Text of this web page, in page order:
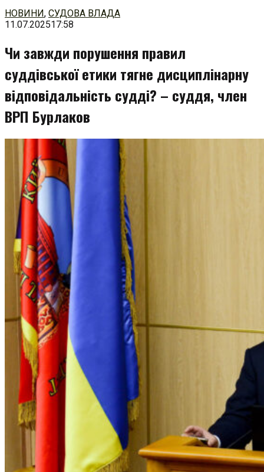
Перейти
до
НОВИНИ, СУДОВА ВЛАДА
11.07.202517:58
Чи завжди порушення правил
суддівської етики тягне дисциплінарну
відповідальність судді? – суддя, член
ВРП Бурлаков